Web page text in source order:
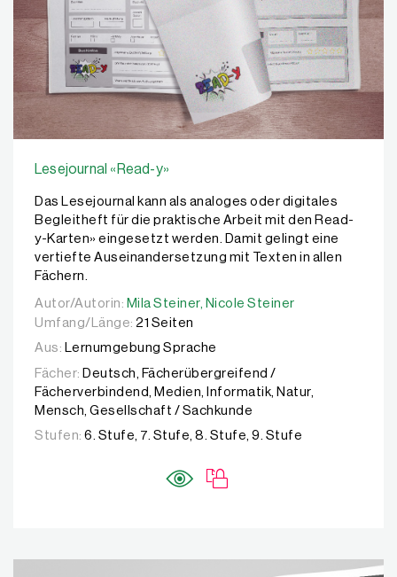
Lesejournal «Read-y»
Das Lesejournal kann als analoges oder digitales
Begleitheft für die praktische Arbeit mit den Read-
y-Karten» eingesetzt werden. Damit gelingt eine
vertiefte Auseinandersetzung mit Texten in allen
Fächern.
Autor/Autorin: Mila Steiner, Nicole Steiner
Autor/Autorin: Mila Steiner, Nicole Steiner
Umfang/Länge: 21 Seiten
Aus: Lernumgebung Sprache
Fächer: Deutsch, Fächerübergreifend /
Fächerverbindend, Medien, Informatik, Natur,
Mensch, Gesellschaft / Sachkunde
Stufen: 6. Stufe, 7. Stufe, 8. Stufe, 9. Stufe